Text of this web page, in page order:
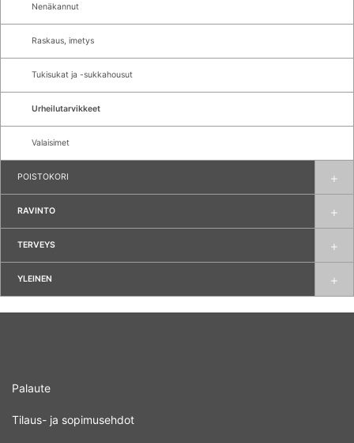
Nenäkannut
Raskaus, imetys
Tukisukat ja -sukkahousut
Urheilutarvikkeet
Valaisimet
POISTOKORI
RAVINTO
TERVEYS
YLEINEN
Palaute
Tilaus- ja sopimusehdot